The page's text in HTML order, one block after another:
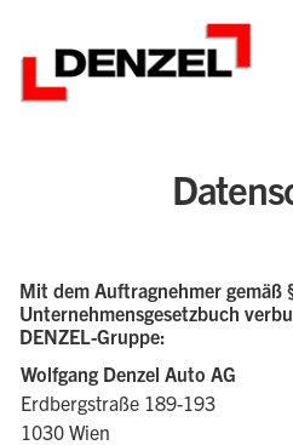
Inhalt
Mit dem Auftragnehmer gemäß
Unternehmensgesetzbuch
DENZEL-Gruppe:
Wolfgang Denzel Auto AG
Erdbergstraße 189-193
1030 Wien